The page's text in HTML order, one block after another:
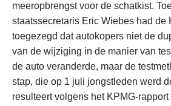
meeropbrengst voor de schatkist.
staatssecretaris Eric Wiebes had de
toegezegd dat autokopers niet de
van de wijziging in de manier van
de auto veranderde, maar de
stap, die op 1 juli jongstleden werd
resulteert volgens het KPMG-